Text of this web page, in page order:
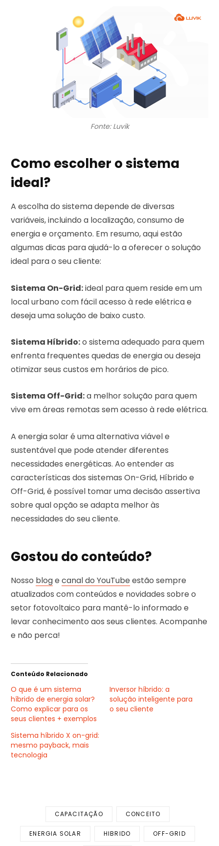
Fonte: Luvik
Como escolher o sistema
ideal?
A escolha do sistema depende de diversas
variáveis, incluindo a localização, consumo de
energia e orçamento. Em resumo, aqui estão
algumas dicas para ajudá-lo a oferecer o solução
ideal para o seu cliente:
Sistema On-Grid:ideal para quem reside em um
local urbano com fácil acesso à rede elétrica e
deseja uma solução de baixo custo.
Sistema Híbrido:o sistema adequado para quem
enfrenta frequentes quedas de energia ou deseja
otimizar seus custos em horários de pico.
Sistema Off-Grid:a melhor solução para quem
vive em áreas remotas sem acesso à rede elétrica.
A energia solar é uma alternativa viável e
sustentável que pode atender diferentes
necessidades energéticas. Ao entender as
características dos sistemas On-Grid, Híbrido e
Off-Grid, é possível tomar uma decisão assertiva
sobre qual opção se adapta melhor às
necessidades do seu cliente.
Gostou do conteúdo?
Nosso bloge canal do YouTube estão sempre
atualizados com conteúdos e novidades sobre o
setor fotovoltaico para mantê-lo informado e
levar conhecimento aos seus clientes. Acompanhe
e não perca!
Conteúdo Relacionado
O que é um sistema
híbrido de energia solar?
Como explicar para os
seus clientes + exemplos
Inversor híbrido: a
solução inteligente para
o seu cliente
Sistema híbrido X on-grid:
mesmo payback, mais
tecnologia
CAPACITAÇÃO CONCEITO
ENERGIA SOLAR HIBRIDO OFF-GRID